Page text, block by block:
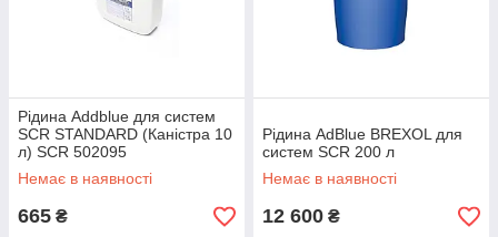
Рідина Addblue для систем
SCR STANDARD (Каністра 10
л) SCR 502095
Немає в наявності
665 ₴
Рідина AdBlue BREXOL для
систем SCR 200 л
Немає в наявності
12 600 ₴